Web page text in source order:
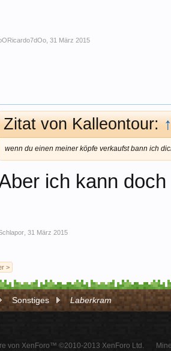
31 März 2015
Zitat von Kalleontour:
wenn du einen meiner köpfe verkaufst bann ich
ich kann
31 März 2015
>
Sonstiges Laberkram
von XenForo™ ©2010-2013 XenForo Ltd.